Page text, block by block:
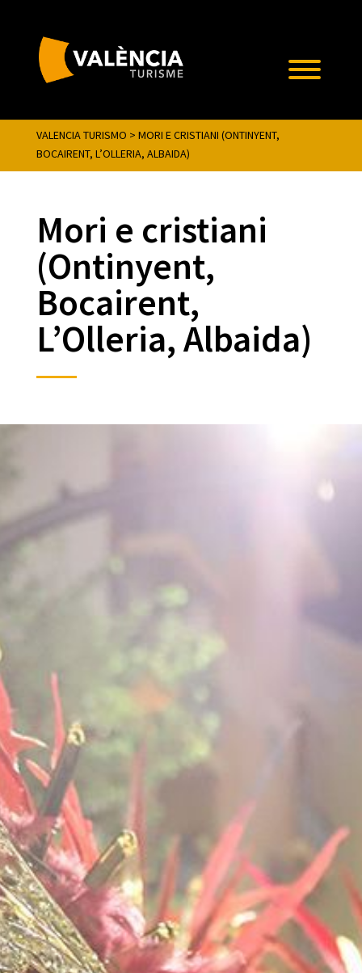
VALENCIA TURISMO > MORI E CRISTIANI (ONTINYENT,
BOCAIRENT, L’OLLERIA, ALBAIDA)
Mori e cristiani
(Ontinyent,
Bocairent,
L’Olleria, Albaida)